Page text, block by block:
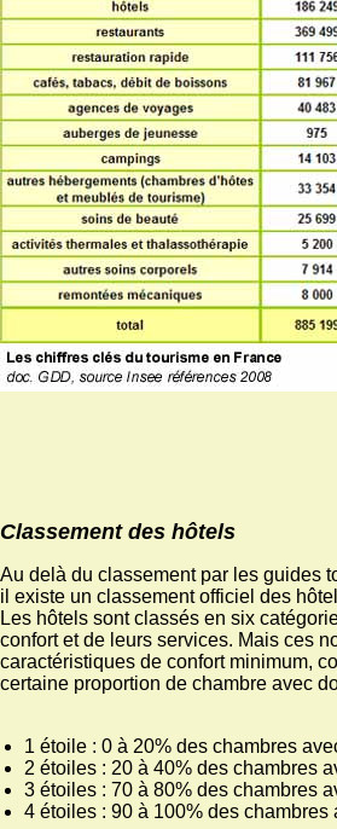
Classement des hôtels
Au delà du classement par les guides
il existe un classement officiel des
Les hôtels sont classés en six
confort et de leurs services. Mais ces
caractéristiques de confort minimum,
certaine proportion de chambre avec
1 étoile : 0 à 20% des chambres
2 étoiles : 20 à 40% des chambres
3 étoiles : 70 à 80% des chambres
4 étoiles : 90 à 100% des chambres